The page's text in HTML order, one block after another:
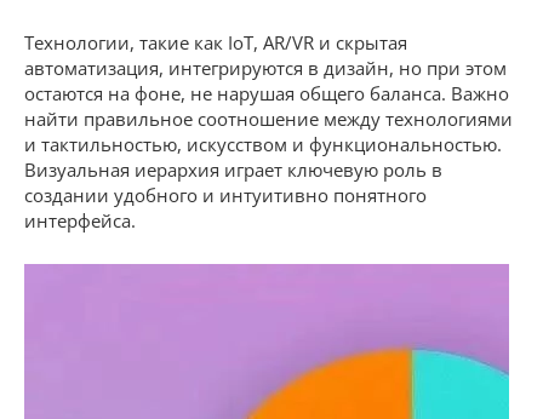
Технологии, такие как IoT, AR/VR и скрытая
автоматизация, интегрируются в дизайн, но при этом
остаются на фоне, не нарушая общего баланса. Важно
найти правильное соотношение между технологиями
и тактильностью, искусством и функциональностью.
Визуальная иерархия играет ключевую роль в
создании удобного и интуитивно понятного
интерфейса.